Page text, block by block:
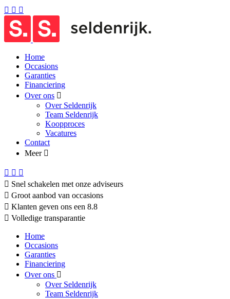
Home
Occasions
Garanties
Financiering
Over ons
Over Seldenrijk
Team Seldenrijk
Koopproces
Vacatures
Contact
Meer
Snel schakelen met onze adviseurs
Groot aanbod van occasions
Klanten geven ons een 8.8
Volledige transparantie
Home
Occasions
Garanties
Financiering
Over ons
Over Seldenrijk
Team Seldenrijk